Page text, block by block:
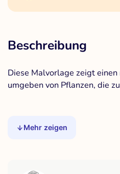
Beschreibung
Diese Malvorlage zeigt
umgeben von Pflanzen, die
Mehr zeigen